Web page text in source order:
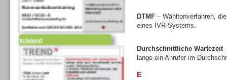
Inbound
DTMF – Wähltonverfahren,
eines IVR-Systems.
Durchschnittliche Wartezeit-
lange ein Anrufer im
E